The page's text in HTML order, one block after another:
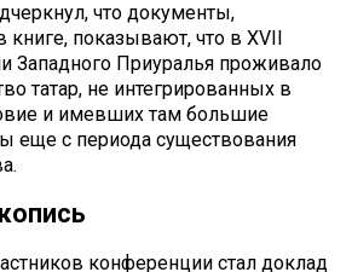
что документы,
показывают, что в XVII
Западного Приуралья проживало
татар, не интегрированных в
и имевших там большие
еще с периода существования
конференции стал доклад